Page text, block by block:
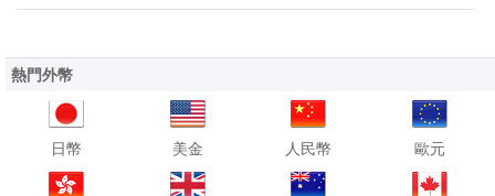
熱門外幣
日幣 美金 人民幣 歐元